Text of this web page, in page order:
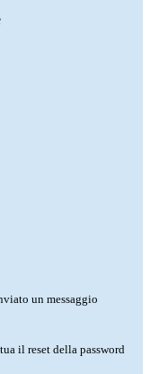
un messaggio
il reset della password